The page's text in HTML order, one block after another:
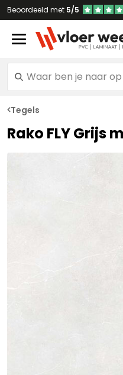
Beoordeeld met 5/5
Tegels
Rako FLY Grijs